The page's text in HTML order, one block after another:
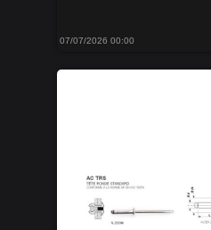
07/07/2026 00:00